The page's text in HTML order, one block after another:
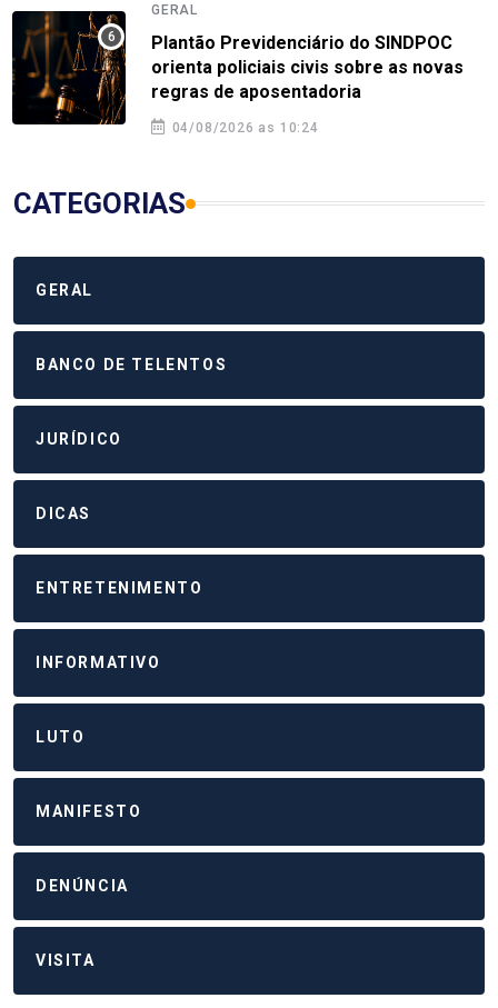
GERAL
Plantão Previdenciário do SINDPOC
orienta policiais civis sobre as novas
regras de aposentadoria
04/08/2026 as 10:24
CATEGORIAS
GERAL
BANCO DE TELENTOS
JURÍDICO
DICAS
ENTRETENIMENTO
INFORMATIVO
LUTO
MANIFESTO
DENÚNCIA
VISITA